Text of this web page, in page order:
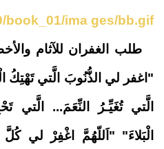
book_01/ima ges/bb.gif
طلب الغفران للآثام
"اغفر لي الذُّنُوبَ الَّتي تَهْتِكُ
الَّتي تُغَيِّـرُ النِّعَمَ... الَّتي
الْبَلاءَ" "اَللّهُمَّ اغْفِرْ لي